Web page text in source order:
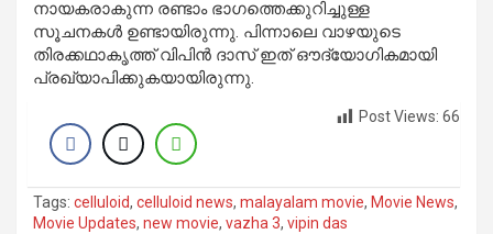
നായകരാകുന്ന രണ്ടാം ഭാഗത്തെക്കുറിച്ചുള്ള
സൂചനകള്‍ ഉണ്ടായിരുന്നു. പിന്നാലെ വാഴയുടെ
തിരക്കഥാകൃത്ത് വിപിന്‍ ദാസ് ഇത് ഔദ്യോഗികമായി
പ്രഖ്യാപിക്കുകയായിരുന്നു.
Post Views: 66
Tags: celluloid, celluloid news, malayalam movie, Movie News,
Movie Updates, new movie, vazha 3, vipin das